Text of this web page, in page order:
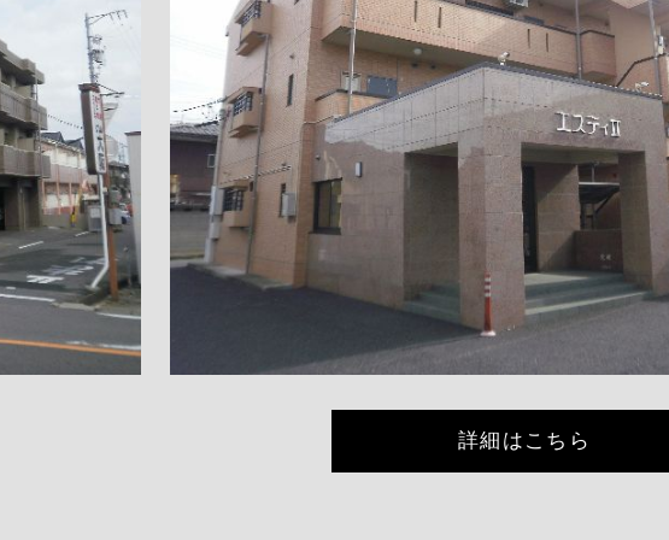
詳細はこちら